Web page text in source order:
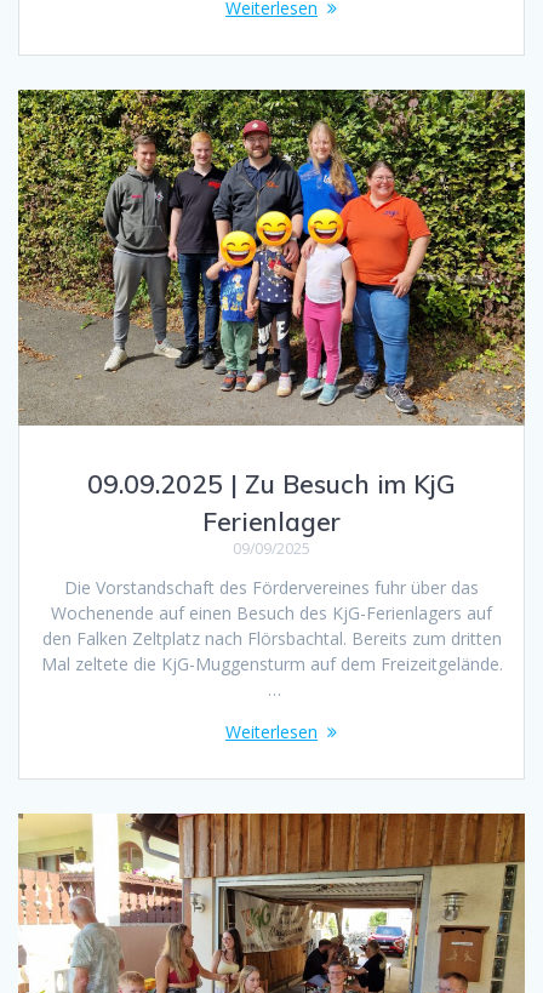
Weiterlesen
09.09.2025 | Zu Besuch im KjG
Ferienlager
09/09/2025
Die Vorstandschaft des Fördervereines fuhr über das
Wochenende auf einen Besuch des KjG-Ferienlagers auf
den Falken Zeltplatz nach Flörsbachtal. Bereits zum dritten
Mal zeltete die KjG-Muggensturm auf dem Freizeitgelände.
…
Weiterlesen